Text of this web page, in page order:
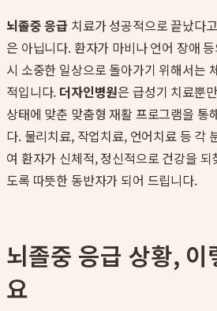
뇌졸중 응급 치료가 성공적으로 끝났다
은 아닙니다. 환자가 마비나 언어 장애
시 소중한 일상으로 돌아가기 위해서는
적입니다. 더자인병원은 급성기 치료뿐
상태에 맞춘 맞춤형 재활 프로그램을 통
다. 물리치료, 작업치료, 언어치료 등 각
여 환자가 신체적, 정신적으로 건강을
도록 따뜻한 동반자가 되어 드립니다.
뇌졸중 응급 상황, 이
요